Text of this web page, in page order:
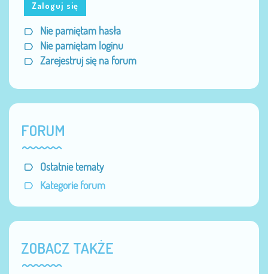
Zaloguj się
Nie pamiętam hasła
Nie pamiętam loginu
Zarejestruj się na forum
FORUM
Ostatnie tematy
Kategorie forum
ZOBACZ TAKŻE